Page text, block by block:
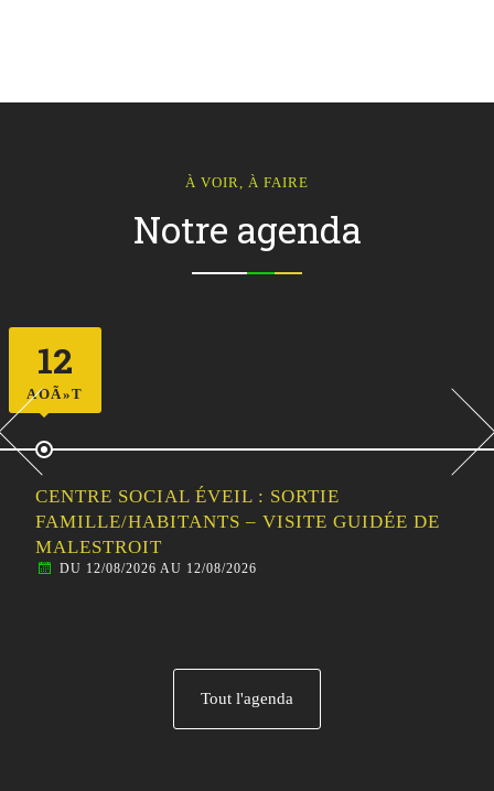
À VOIR, À FAIRE
Notre agenda
12
AOÃ»T
CENTRE SOCIAL ÉVEIL : SORTIE
FAMILLE/HABITANTS – VISITE GUIDÉE DE
MALESTROIT
DU 12/08/2026 AU 12/08/2026
Tout l'agenda